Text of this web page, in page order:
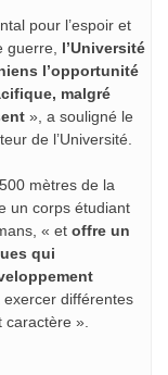
pour l’espoir et
guerre,
l’Université
l’opportunité
malgré
», a souligné le
de l’Université.
mètres de la
un corps étudiant
« et offre un
qui
exercer différentes
».